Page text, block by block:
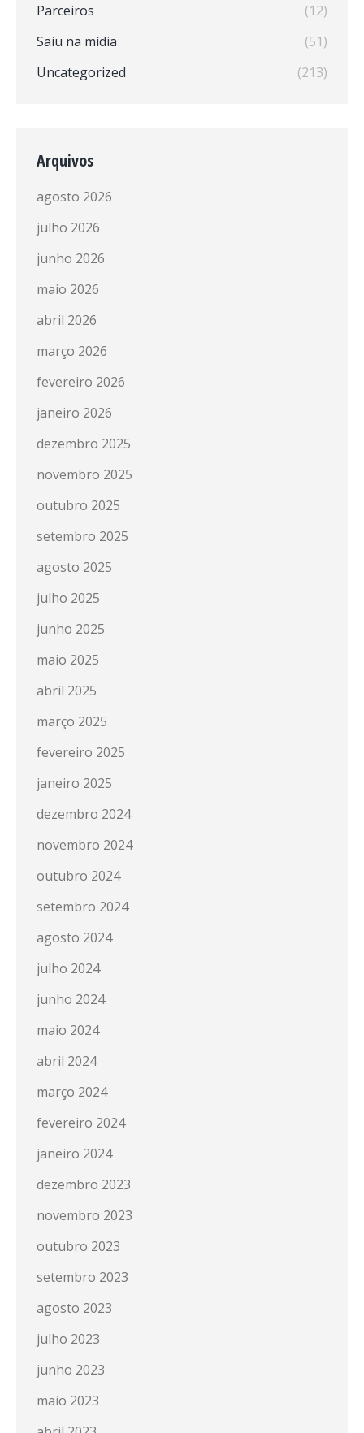
Parceiros
(12)
Saiu na mídia
(51)
Uncategorized
(213)
Arquivos
agosto 2026
julho 2026
junho 2026
maio 2026
abril 2026
março 2026
fevereiro 2026
janeiro 2026
dezembro 2025
novembro 2025
outubro 2025
setembro 2025
agosto 2025
julho 2025
junho 2025
maio 2025
abril 2025
março 2025
fevereiro 2025
janeiro 2025
dezembro 2024
novembro 2024
outubro 2024
setembro 2024
agosto 2024
julho 2024
junho 2024
maio 2024
abril 2024
março 2024
fevereiro 2024
janeiro 2024
dezembro 2023
novembro 2023
outubro 2023
setembro 2023
agosto 2023
julho 2023
junho 2023
maio 2023